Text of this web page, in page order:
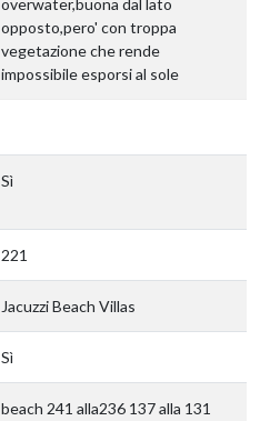
overwater,buona dal lato
opposto,pero' con troppa
vegetazione che rende
impossibile esporsi al sole
Sì
221
Jacuzzi Beach Villas
Sì
beach 241 alla236 137 alla 131